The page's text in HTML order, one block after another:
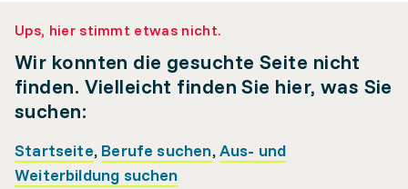
Ups, hier stimmt etwas nicht.
Wir konnten die gesuchte Seite nicht
finden. Vielleicht finden Sie hier, was Sie
suchen:
Startseite, Berufe suchen,Aus- und
Weiterbildung suchen